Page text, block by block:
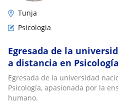
Tunja
Psicologia
Egresada de la
a distancia en
enseñanza y
Egresada de la universidad
Psicología, apasionada por la
humano.